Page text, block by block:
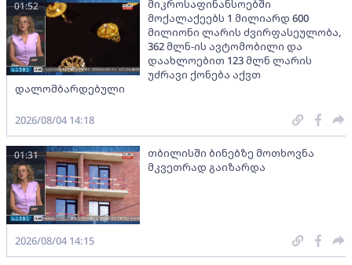
მიკროსაფინანსოებში
მოქალაქეებს 1 მილიარდ 600
მილიონი ლარის ძვირფასეულობა,
362 მლნ-ის ავტომობილი და
დაახლოებით 123 მლნ ლარის
უძრავი ქონება აქვთ
დალომბარდებული
01:52
2026/08/04 14:18
თბილისში ბინებზე მოთხოვნა
მკვეთრად გაიზარდა
01:31
2026/08/04 14:15